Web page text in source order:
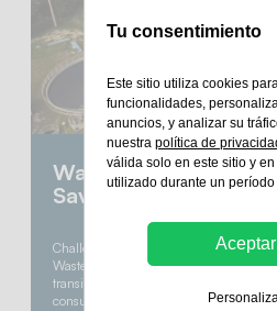
Wastewater
Savings with Solar
Challenge : Reducing Energy
Wastewater Treatment Rennes
transition, embarked on an ambitious
consumption of its essential yet…
Tu consentimiento
Este sitio utiliza cookies
funcionalidades,
anuncios, y analizar su
nuestrapolítica de
válida solo en este sitio y
utilizado durante un
Aceptar